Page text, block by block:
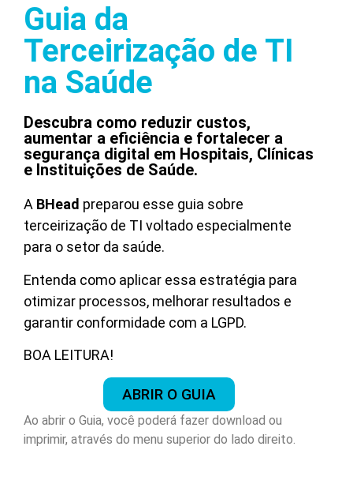
Guia da
Terceirização de TI
na Saúde
Descubra como reduzir custos,
aumentar a eficiência e fortalecer a
segurança digital em Hospitais, Clínicas
e Instituições de Saúde.
A BHead preparou esse guia sobre
terceirização de TI voltado especialmente
para o setor da saúde.
Entenda como aplicar essa estratégia para
otimizar processos, melhorar resultados e
garantir conformidade com a LGPD.
BOA LEITURA!
ABRIR O GUIA
Ao abrir o Guia, você poderá fazer download ou
imprimir, através do menu superior do lado direito.